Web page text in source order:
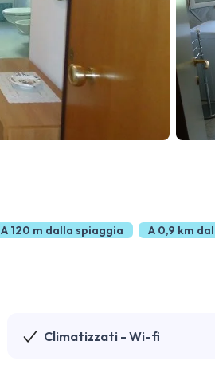
A 120 m dalla spiaggia A 0,9 km
Climatizzati - Wi-fi